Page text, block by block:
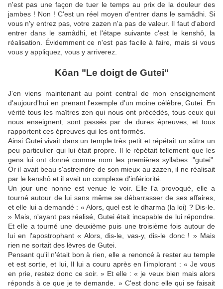
n'est pas une façon de tuer le temps au prix de la douleur des
jambes ! Non ! C'est un réel moyen d'entrer dans le samâdhi. Si
vous n'y entrez pas, votre zazen n'a pas de valeur. Il faut d'abord
entrer dans le samâdhi, et l'étape suivante c'est le kenshô, la
réalisation. Évidemment ce n'est pas facile à faire, mais si vous
vous y appliquez, vous y arriverez.
Kôan "Le doigt de Gutei"
J'en viens maintenant au point central de mon enseignement
d'aujourd'hui en prenant l'exemple d'un moine célèbre, Gutei. En
vérité tous les maîtres zen qui nous ont précédés, tous ceux qui
nous enseignent, sont passés par de dures épreuves, et tous
rapportent ces épreuves qui les ont formés.
Ainsi Gutei vivait dans un temple très petit et répétait un sûtra un
peu particulier qui lui était propre. Il le répétait tellement que les
gens lui ont donné comme nom les premières syllabes :"gutei".
Or il avait beau s'astreindre de son mieux au zazen, il ne réalisait
par le kenshô et il avait un complexe d'infériorité.
Un jour une nonne est venue le voir. Elle l'a provoqué, elle a
tourné autour de lui sans même se débarrasser de ses affaires,
et elle lui a demandé : « Alors, quel est le dharma (la loi) ? Dis-le.
» Mais, n'ayant pas réalisé, Gutei était incapable de lui répondre.
Et elle a tourné une deuxième puis une troisième fois autour de
lui en l'apostrophant « Alors, dis-le, vas-y, dis-le donc ! » Mais
rien ne sortait des lèvres de Gutei.
Pensant qu'il n'était bon à rien, elle a renoncé à rester au temple
et est sortie, et lui, Il lui a couru après en l'implorant : « Je vous
en prie, restez donc ce soir. » Et elle : « je veux bien mais alors
réponds à ce que je te demande. » C'est donc elle qui se faisait